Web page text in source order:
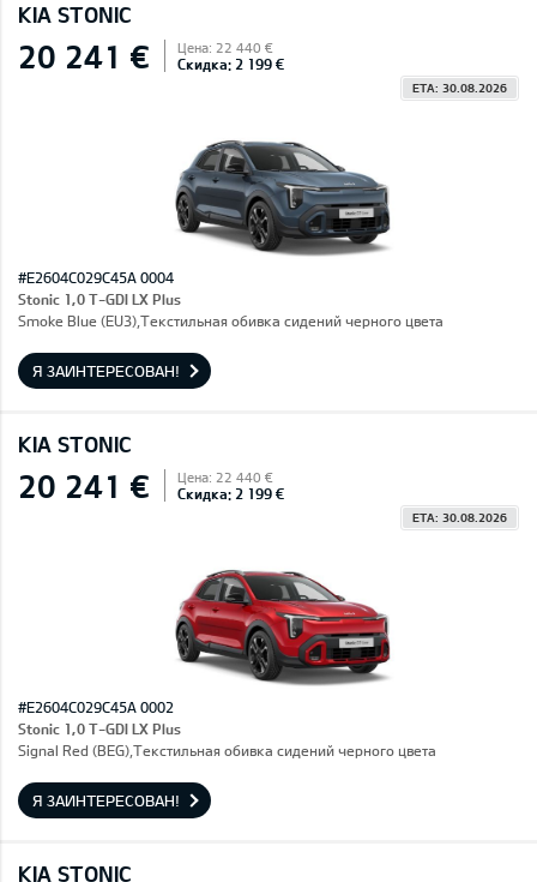
KIA STONIC
20 241 € Цена: 22 440 €
Скидка: 2 199 €
ETA: 30.08.2026
#E2604C029C45A 0004
Stonic 1,0 T-GDI LX Plus
Smoke Blue (EU3),Текстильная обивка сидений черного цвета
Я ЗАИНТЕРЕСОВАН!
KIA STONIC
20 241 € Цена: 22 440 €
Скидка: 2 199 €
ETA: 30.08.2026
#E2604C029C45A 0002
Stonic 1,0 T-GDI LX Plus
Signal Red (BEG),Текстильная обивка сидений черного цвета
Я ЗАИНТЕРЕСОВАН!
KIA STONIC